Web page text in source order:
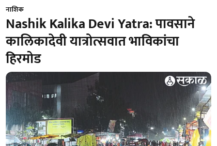
नाशिक
Nashik Kalika Devi Yatra: पावसाने
कालिकादेवी यात्रोत्सवात भाविकांचा
हिरमोड